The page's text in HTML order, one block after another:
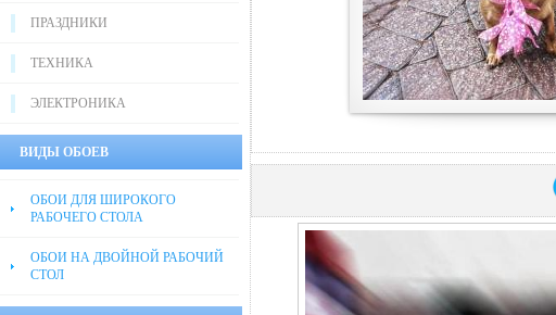
ПРАЗДНИКИ
ТЕХНИКА
ЭЛЕКТРОНИКА
ВИДЫ ОБОЕВ
ОБОИ ДЛЯ ШИРОКОГО
РАБОЧЕГО СТОЛА
ОБОИ НА ДВОЙНОЙ РАБОЧИЙ
СТОЛ